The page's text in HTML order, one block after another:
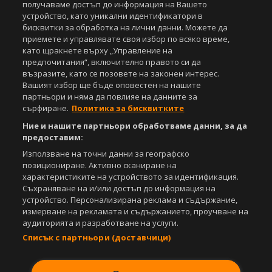
Управление на предпочитания
Съдържанието на този уеб сайт и технологиите, използвани в него, са
под закрила на Закона за авторското право и сродните му права.
Всички статии, репортажи, интервюта и други текстови, графични и
видео материали, публикувани в сайта, са собственост на Агенция
Спортал, освен ако изрично е посочено друго. Допуска се
публикуване на текстови материали само след писмено съгласие на
Агенция Спортал, посочване на източника и добавяне на линк към
www.sportal.bg. Използването на графични и видео материали,
публикувани в сайта, е строго забранено. Нарушителите ще бъдат
санкционирани с цялата строгост на закона.
СвалиБЕЗПЛАТНОТОприложение за:
Android
Powered by:
получаваме достъп до информация на Вашето
устройство, като уникални идентификатори в
бисквитки за обработка на лични данни. Можете да
приемете и управлявате своя избор по всяко време,
като щракнете върху „Управление на
предпочитания“, включително правото си да
възразите, като се позовете на законен интерес.
Вашият избор ще бъде оповестен на нашите
партньори и няма да повлияе на данните за
сърфиране. Политика за бисквитките
Ние и нашите партньори обработваме данни, за да
предоставим:
Използване на точни данни за географско
позициониране. Активно сканиране на
характеристиките на устройството за идентификация.
Съхраняване на и/или достъп до информация на
устройство. Персонализирана реклама и съдържание,
измерване на рекламата и съдържанието, проучване на
аудиторията и разработване на услуги.
Списък с партньори (доставчици)